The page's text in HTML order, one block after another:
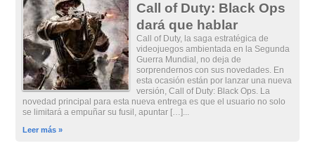
Call of Duty: Black Ops
dará que hablar
Call of Duty, la saga estratégica de
videojuegos ambientada en la Segunda
Guerra Mundial, no deja de
sorprendernos con sus novedades. En
esta ocasión están por lanzar una nueva
versión, Call of Duty: Black Ops. La
novedad principal para esta nueva entrega es que el usuario no solo
se limitará a empuñar su fusil, apuntar […]...
Leer más »